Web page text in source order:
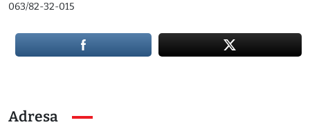
063/82-32-015
Adresa